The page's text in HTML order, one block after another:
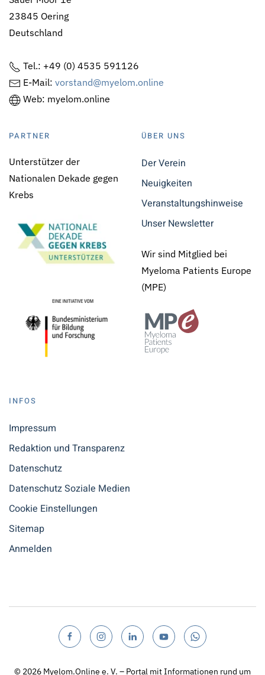
23845 Oering
Deutschland
Tel.: +49 (0) 4535 591126
E-Mail: vorstand@myelom.online
Web: myelom.online
PARTNER
Unterstützer der
Nationalen Dekade gegen
Krebs
ÜBER UNS
Der Verein
Neuigkeiten
Veranstaltungshinweise
Unser Newsletter
Wir sind Mitglied bei
Myeloma Patients Europe
(MPE)
INFOS
Impressum
Redaktion und Transparenz
Datenschutz
Datenschutz Soziale Medien
Cookie Einstellungen
Sitemap
Anmelden
© 2026 Myelom.Online e. V. – Portal mit Informationen rund um